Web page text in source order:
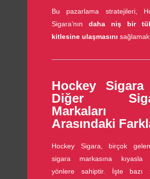
Bu pazarlama stratejileri,
Sigara’nın daha niş bir
kitlesine ulaşmasını
Hockey
Diğer
Markaları
Arasındaki
Hockey Sigara, birçok
sigara markasına kıyasla
yönlere sahiptir. İşte bazı